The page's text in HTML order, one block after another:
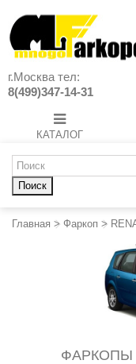
г.Москва тел:
8(499)347-14-31
КАТАЛОГ
Поиск
Главная > Фаркоп >
ФАРКОПЫ